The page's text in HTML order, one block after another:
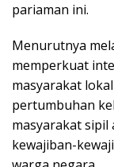
pariaman ini.
Menurutnya
memperkuat
masyarakat
pertumbuhan
masyarakat sipil
kewajiban-